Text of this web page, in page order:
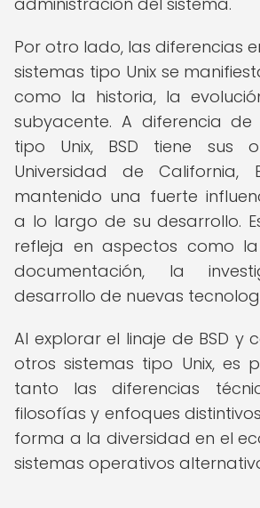
Por otro lado, las diferencias
sistemas tipo Unix se
como la historia, la
subyacente. A diferencia de
tipo Unix, BSD tiene sus
Universidad de California,
mantenido una fuerte
a lo largo de su desarrollo.
refleja en aspectos como
documentación, la
desarrollo de nuevas
Al explorar el linaje de BSD y
otros sistemas tipo Unix, es
tanto las diferencias
filosofías y enfoques
forma a la diversidad en el
sistemas operativos